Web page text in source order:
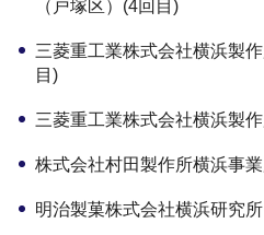
（戸塚区）(4回目)
三菱重工業株式会社横浜製
目)
三菱重工業株式会社横浜製
株式会社村田製作所横浜事
明治製菓株式会社横浜研究